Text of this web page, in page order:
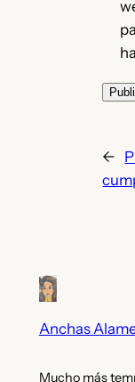
←
Anchas
Mucho más